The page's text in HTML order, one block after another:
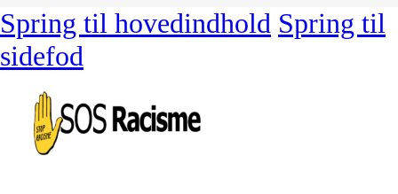
Spring til hovedindhold Spring til
sidefod